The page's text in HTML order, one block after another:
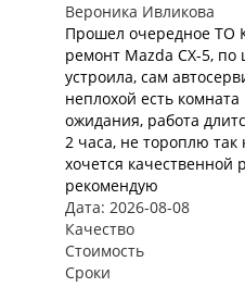
Вероника Ивликова
Прошел очередное ТО
ремонт Mazda CX-5, по
устроила, сам
неплохой есть комната
ожидания, работа
2 часа, не тороплю так
хочется качественной
рекомендую
Дата: 2026-08-08
Качество
Стоимость
Сроки